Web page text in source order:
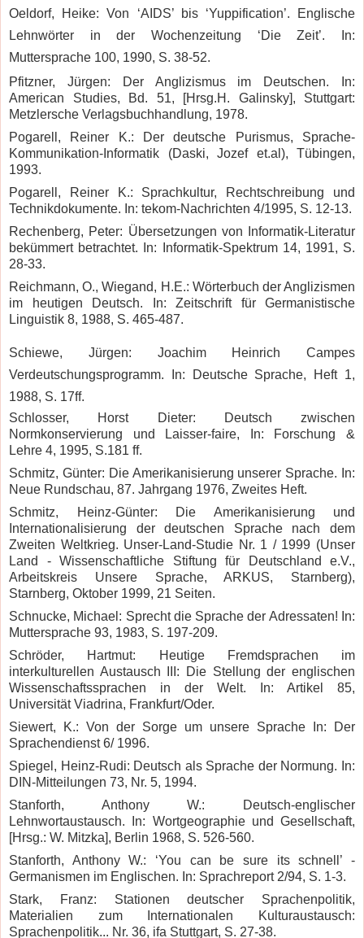
Oeldorf, Heike: Von ‘AIDS’ bis ‘Yuppification’. Englische
Lehnwörter in der Wochenzeitung ‘Die Zeit’. In:
Muttersprache 100, 1990, S. 38-52.
Pfitzner, Jürgen: Der Anglizismus im Deutschen. In:
American Studies, Bd. 51, [Hrsg.H. Galinsky], Stuttgart:
Metzlersche Verlagsbuchhandlung, 1978.
Pogarell, Reiner K.: Der deutsche Purismus, Sprache-
Kommunikation-Informatik (Daski, Jozef et.al), Tübingen,
1993.
Pogarell, Reiner K.: Sprachkultur, Rechtschreibung und
Technikdokumente. In: tekom-Nachrichten 4/1995, S. 12-13.
Rechenberg, Peter: Übersetzungen von Informatik-Literatur
bekümmert betrachtet. In: Informatik-Spektrum 14, 1991, S.
28-33.
Reichmann, O., Wiegand, H.E.: Wörterbuch der Anglizismen
im heutigen Deutsch. In: Zeitschrift für Germanistische
Linguistik 8, 1988, S. 465-487.
Schiewe, Jürgen: Joachim Heinrich Campes
Verdeutschungsprogramm. In: Deutsche Sprache, Heft 1,
1988, S. 17ff.
Schlosser, Horst Dieter: Deutsch zwischen
Normkonservierung und Laisser-faire, In: Forschung &
Lehre 4, 1995, S.181 ff.
Schmitz, Günter: Die Amerikanisierung unserer Sprache. In:
Neue Rundschau, 87. Jahrgang 1976, Zweites Heft.
Schmitz, Heinz-Günter: Die Amerikanisierung und
Internationalisierung der deutschen Sprache nach dem
Zweiten Weltkrieg. Unser-Land-Studie Nr. 1 / 1999 (Unser
Land - Wissenschaftliche Stiftung für Deutschland e.V.,
Arbeitskreis Unsere Sprache, ARKUS, Starnberg),
Starnberg, Oktober 1999, 21 Seiten.
Schnucke, Michael: Sprecht die Sprache der Adressaten! In:
Muttersprache 93, 1983, S. 197-209.
Schröder, Hartmut: Heutige Fremdsprachen im
interkulturellen Austausch III: Die Stellung der englischen
Wissenschaftssprachen in der Welt. In: Artikel 85,
Universität Viadrina, Frankfurt/Oder.
Siewert, K.: Von der Sorge um unsere Sprache In: Der
Sprachendienst 6/ 1996.
Spiegel, Heinz-Rudi: Deutsch als Sprache der Normung. In:
DIN-Mitteilungen 73, Nr. 5, 1994.
Stanforth, Anthony W.: Deutsch-englischer
Lehnwortaustausch.
In: Wortgeographie und Gesellschaft,
[Hrsg.: W. Mitzka], Berlin 1968, S. 526-560.
Stanforth, Anthony W.: ‘You can be sure its schnell’ -
Germanismen im Englischen. In: Sprachreport 2/94, S. 1-3.
Stark, Franz: Stationen deutscher Sprachenpolitik,
Materialien zum Internationalen Kulturaustausch:
Sprachenpolitik... Nr. 36, ifa Stuttgart, S. 27-38.